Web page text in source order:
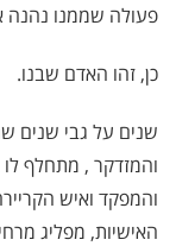
פעולה שממנו נהנה
כן, זהו האדם שבנו.
שנים על גבי שנים
והמזדקר , מתחלף
והמפקד ואיש
האישיות, מפליג